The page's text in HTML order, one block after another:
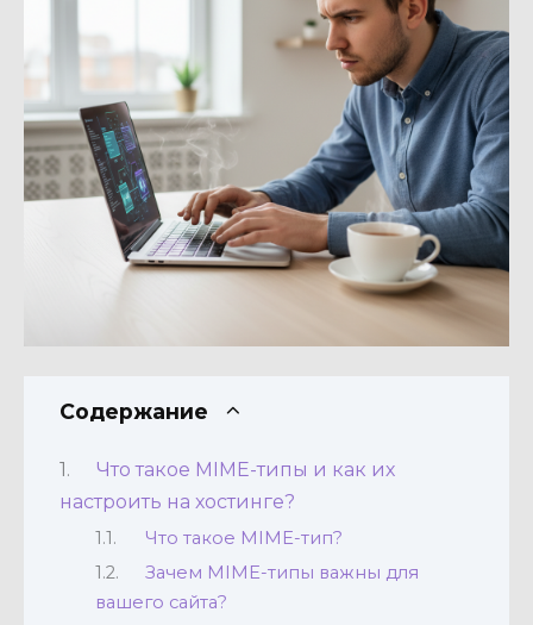
Содержание
Что такое MIME-типы и как их
настроить на хостинге?
Что такое MIME-тип?
Зачем MIME-типы важны для
вашего сайта?